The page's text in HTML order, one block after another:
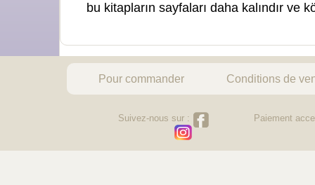
bu kitapların sayfaları daha kalındır ve
Pour commander Conditions de
Suivez-nous sur : Paiement